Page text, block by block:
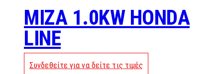
MIZA 1.0KW HONDA
LINE
Συνδεθείτε για να δείτε τις τιμές